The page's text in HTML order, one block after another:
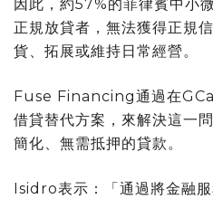
因此，約57%的菲律賓中小
正規放貸者，無法獲得正規
貨、拓展或維持日常經營。
Fuse Financing通過在
借貸替代方案，來解決這一
簡化、無需抵押的貸款。
Isidro表示：「通過將金融